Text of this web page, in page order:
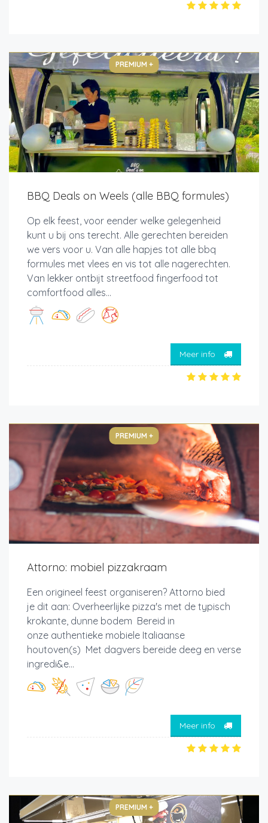
PREMIUM +
BBQ Deals on Weels (alle BBQ formules)
Op elk feest, voor eender welke gelegenheid
kunt u bij ons terecht. Alle gerechten bereiden
we vers voor u. Van alle hapjes tot alle bbq
formules met vlees en vis tot alle nagerechten.
Van lekker ontbijt streetfood fingerfood tot
comfortfood alles...
Meer info
PREMIUM +
Attorno: mobiel pizzakraam
Een origineel feest organiseren? Attorno bied
je dit aan: Overheerlijke pizza's met de typisch
krokante, dunne bodem Bereid in
onze authentieke mobiele Italiaanse
houtoven(s) Met dagvers bereide deeg en verse
ingredi&e...
Meer info
PREMIUM +